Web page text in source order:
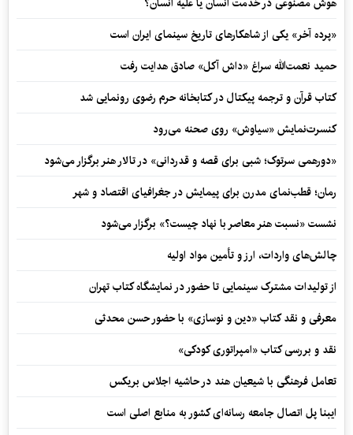
هوش مصنوعی در خدمت انسان یا علیه انسان؟
«پرده آخر» یکی از شاهکارهای تاریخ سینمای ایران است
حمید نعمت‌‏الله سراغ «داش آکل» صادق هدایت رفت
کتاب قرآن و ترجمه پیکتال در کتابخانه حرم رضوی رونمایی شد
کنسرت‌نمایش «سیاوش» روی صحنه می‌رود
«دورهمی سرتوک؛ شبی برای قصه و قدردانی» در تالار هنر برگزار می‌شود
رمان؛ قطب‌نمای مدرن برای پیمایش در جغرافیای اقتصاد و شهر
نشست «نسبت هنر معاصر با نهاد چیست؟» برگزار می‌شود
چالش‌های واردات، ارز و تأمین مواد اولیه
از تولیدات مشترک سینمایی تا حضور در نمایشگاه کتاب تهران
معرفی و نقد کتاب «دین و نوسازی» با حضور حسن محدثی
نقد و بررسی کتاب «امپراتوری کودکی»
تعامل فرهنگی با شیعیان هند در حاشیه اجلاس بریکس
ایبنا پل اتصال جامعه رسانه‌ای کشور به منابع اصلی است